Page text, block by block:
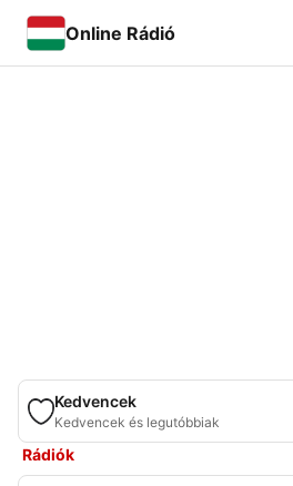
Online Rádió
Kedvencek
Kedvencek és legutóbbiak
Rádiók